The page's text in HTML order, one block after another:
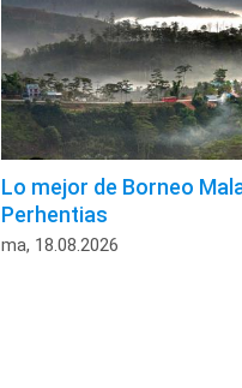
Lo mejor de Borneo
Perhentias
ma, 18.08.2026